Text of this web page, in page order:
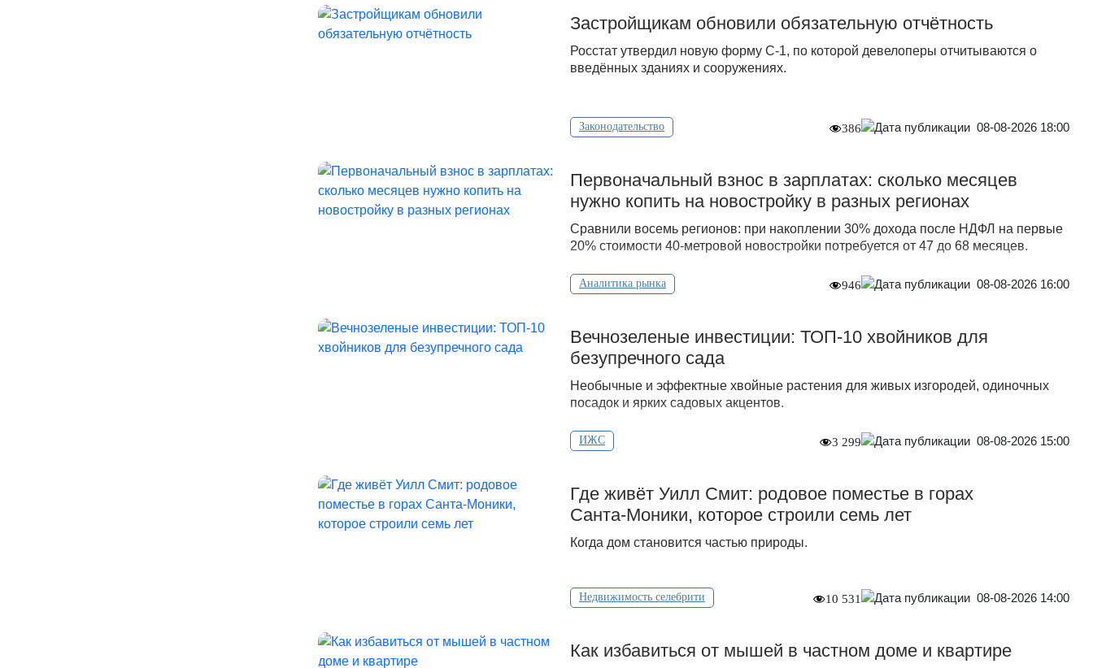
Застройщикам обновили обязательную отчётность
Росстат утвердил новую форму С-1, по которой девелоперы отчитываются о
введённых зданиях и сооружениях.
Законодательство 386 08-08-2026 18:00
Первоначальный взнос в зарплатах: сколько месяцев
нужно копить на новостройку в разных регионах
Сравнили восемь регионов: при накоплении 30% дохода после НДФЛ на первые
20% стоимости 40-метровой новостройки потребуется от 47 до 68 месяцев.
Аналитика рынка 946 08-08-2026 16:00
Вечнозеленые инвестиции: ТОП-10 хвойников для
безупречного сада
Необычные и эффектные хвойные растения для живых изгородей, одиночных
посадок и ярких садовых акцентов.
ИЖС 3 299 08-08-2026 15:00
Где живёт Уилл Смит: родовое поместье в горах
Санта‑Моники, которое строили семь лет
Когда дом становится частью природы.
Недвижимость селебрити 10 531 08-08-2026 14:00
Как избавиться от мышей в частном доме и квартире